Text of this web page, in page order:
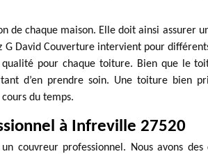
de chaque maison. Elle doit ainsi assurer
David Couverture intervient pour
pour chaque toiture. Bien que le
d’en prendre soin. Une toiture bien
du temps.
à Infreville 27520
couvreur professionnel. Nous avons des